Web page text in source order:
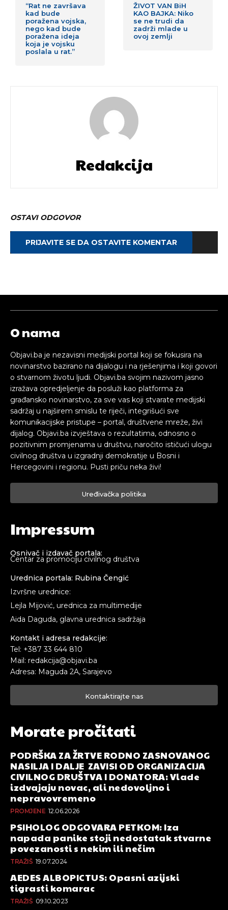
“Rat ne završava
kad bude
poražena vojska,
nego kad bude
poražena ideja
koja je vojsku
poslala u rat.”
ŽIVOT VAN BiH
KAO BAJKA: Niko
se ne trudi da
zadrži mlade u
ovoj zemlji
Redakcija
OSTAVI ODGOVOR
PRIJAVITE SE DA OSTAVITE KOMENTAR
O nama
Objavi.ba je nezavisni medijski portal koji se fokusira na
novinarstvo bazirano na dijalogu i na rješenjima i koji govori
o stvarnom životu ljudi. Objavi.ba svojim nazivom jasno
izražava opredjeljenje da posluži kao platforma za
građansko novinarstvo, za sve vas koji stvarate medijski
sadržaj u najširem smislu te riječi, integrišući sve
komunikacijske pristupe – portal, društvene mreže, živi
dijalog. Objavi.ba izvještava o rezultatima, odnosno o
pozitivnim promjenama u društvu, naročito ističući ulogu
civilnog društva u izgradnji demokratije u Bosni i
Hercegovini i regionu. Pusti priču neka živi!
Uređivačka politika
Impressum
Osnivač i izdavač portala:
Centar za promociju civilnog društva
Urednica portala: Rubina Čengić
Izvršne urednice:
Lejla Mijović, urednica za multimedije
Aida Daguda, glavna urednica sadržaja
Kontakt i adresa redakcije:
Tel: +387 33 644 810
Mail: redakcija@objavi.ba
Adresa: Maguda 2A, Sarajevo
Kontaktirajte nas
Morate pročitati
PODRŠKA ZA ŽRTVE RODNO ZASNOVANOG
NASILJA I DALJE ZAVISI OD ORGANIZACIJA
CIVILNOG DRUŠTVA I DONATORA: Vlade
izdvajaju novac, ali nedovoljno i
nepravovremeno
PROMJENE 12.06.2026
PSIHOLOG ODGOVARA PETKOM: Iza
napada panike stoji nedostatak stvarne
povezanosti s nekim ili nečim
TRAŽIŠ 19.07.2024
AEDES ALBOPICTUS: Opasni azijski
tigrasti komarac
TRAŽIŠ 09.10.2023